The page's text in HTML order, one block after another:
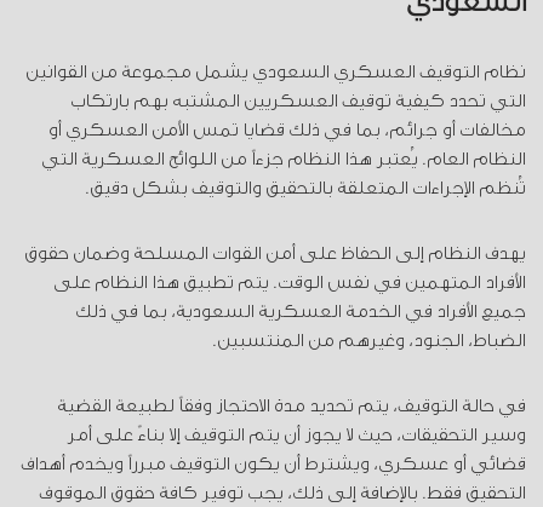
نظام التوقيف العسكري السعودي يشمل مجموعة من القوانين
التي تحدد كيفية توقيف العسكريين المشتبه بهم بارتكاب
مخالفات أو جرائم، بما في ذلك قضايا تمس الأمن العسكري أو
النظام العام. يُعتبر هذا النظام جزءاً من اللوائح العسكرية التي
تُنظم الإجراءات المتعلقة بالتحقيق والتوقيف بشكل دقيق.
يهدف النظام إلى الحفاظ على أمن القوات المسلحة وضمان حقوق
الأفراد المتهمين في نفس الوقت. يتم تطبيق هذا النظام على
جميع الأفراد في الخدمة العسكرية السعودية، بما في ذلك
الضباط، الجنود، وغيرهم من المنتسبين.
في حالة التوقيف، يتم تحديد مدة الاحتجاز وفقاً لطبيعة القضية
وسير التحقيقات، حيث لا يجوز أن يتم التوقيف إلا بناءً على أمر
قضائي أو عسكري، ويشترط أن يكون التوقيف مبرراً ويخدم أهداف
التحقيق فقط. بالإضافة إلى ذلك، يجب توفير كافة حقوق الموقوف